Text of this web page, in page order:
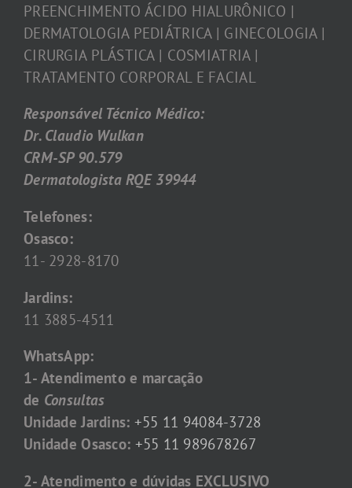
PREENCHIMENTO ÁCIDO HIALURÔNICO |
DERMATOLOGIA PEDIÁTRICA | GINECOLOGIA |
CIRURGIA PLÁSTICA | COSMIATRIA |
TRATAMENTO CORPORAL E FACIAL
Responsável Técnico Médico:
Dr. Claudio Wulkan
CRM-SP 90.579
Dermatologista RQE 39944
Telefones:
Osasco:
11- 2928-8170
Jardins:
11 3885-4511
WhatsApp:
1- Atendimento e marcação
de Consultas
Unidade Jardins: +55 11 94084-3728
Unidade Osasco: +55 11 989678267
2- Atendimento e dúvidas EXCLUSIVO